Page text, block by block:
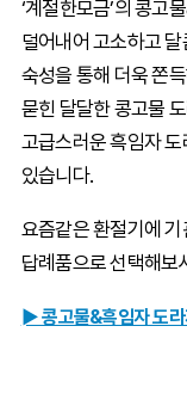
‘계절한모금’의 콩고
덜어내어 고소하고
숙성을 통해 더욱 쫀
묻힌 달달한 콩고물
고급스러운 흑임자
있습니다.
요즘같은 환절기에
답례품으로 선택해보
► 콩고물&흑임자 도라